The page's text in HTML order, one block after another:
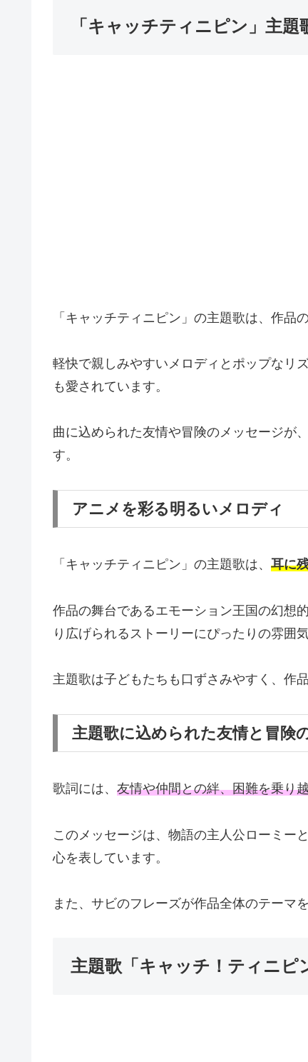
「キャッチティニピン」主
「キャッチティニピン」の主題歌は、作品
軽快で親しみやすいメロディとポップなリ
も愛されています。
曲に込められた友情や冒険のメッセージが
す。
アニメを彩る明るいメロディ
「キャッチティニピン」の主題歌は、 耳に
作品の舞台であるエモーション王国の幻想
り広げられるストーリーにぴったりの雰囲
主題歌は子どもたちも口ずさみやすく、作
主題歌に込められた友情と冒険
歌詞には、 友情や仲間との絆、困難を乗り
このメッセージは、物語の主人公ローミー
心を表しています。
また、サビのフレーズが作品全体のテーマ
主題歌「キャッチ！ティニピ